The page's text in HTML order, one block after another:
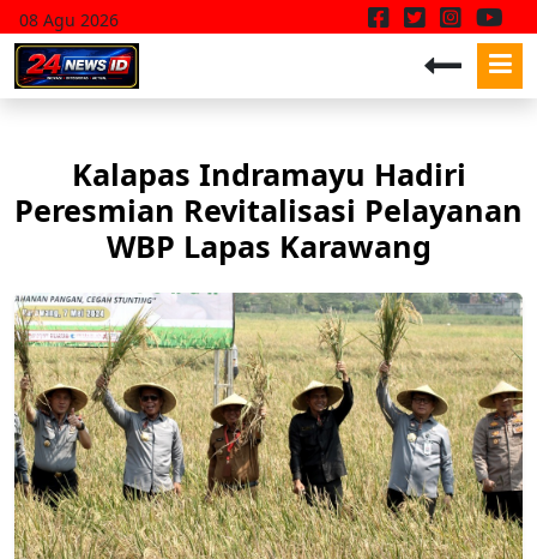
08 Agu 2026
Kalapas Indramayu Hadiri
Peresmian Revitalisasi Pelayanan
WBP Lapas Karawang